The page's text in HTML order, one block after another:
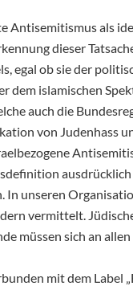
Antisemitismus als
dieser
egal ob sie der
dem islamischen
auch die
von Judenhass
ausdrücklich
unseren
vermittelt.
müssen sich an
mit dem Label